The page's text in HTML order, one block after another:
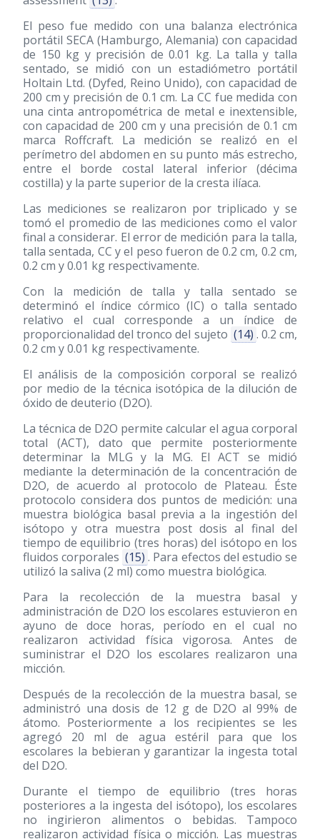
El peso fue medido con una balanza electrónica
portátil SECA (Hamburgo, Alemania) con capacidad
de 150 kg y precisión de 0.01 kg. La talla y talla
sentado, se midió con un estadiómetro portátil
Holtain Ltd. (Dyfed, Reino Unido), con capacidad de
200 cm y precisión de 0.1 cm. La CC fue medida con
una cinta antropométrica de metal e inextensible,
con capacidad de 200 cm y una precisión de 0.1 cm
marca Roffcraft. La medición se realizó en el
perímetro del abdomen en su punto más estrecho,
entre el borde costal lateral inferior (décima
costilla) y la parte superior de la cresta ilíaca.
Las mediciones se realizaron por triplicado y se
tomó el promedio de las mediciones como el valor
final a considerar. El error de medición para la talla,
talla sentada, CC y el peso fueron de 0.2 cm, 0.2 cm,
0.2 cm y 0.01 kg respectivamente.
Con la medición de talla y talla sentado se
determinó el índice córmico (IC) o talla sentado
relativo el cual corresponde a un índice de
proporcionalidad del tronco del sujeto (14) . 0.2 cm,
0.2 cm y 0.01 kg respectivamente.
El análisis de la composición corporal se realizó
por medio de la técnica isotópica de la dilución de
óxido de deuterio (D2O).
La técnica de D2O permite calcular el agua corporal
total (ACT), dato que permite posteriormente
determinar la MLG y la MG. El ACT se midió
mediante la determinación de la concentración de
D2O, de acuerdo al protocolo de Plateau. Éste
protocolo considera dos puntos de medición: una
muestra biológica basal previa a la ingestión del
isótopo y otra muestra post dosis al final del
tiempo de equilibrio (tres horas) del isótopo en los
fluidos corporales (15) . Para efectos del estudio se
utilizó la saliva (2 ml) como muestra biológica.
Para la recolección de la muestra basal y
administración de D2O los escolares estuvieron en
ayuno de doce horas, período en el cual no
realizaron actividad física vigorosa. Antes de
suministrar el D2O los escolares realizaron una
micción.
Después de la recolección de la muestra basal, se
administró una dosis de 12 g de D2O al 99% de
átomo. Posteriormente a los recipientes se les
agregó 20 ml de agua estéril para que los
escolares la bebieran y garantizar la ingesta total
del D2O.
Durante el tiempo de equilibrio (tres horas
posteriores a la ingesta del isótopo), los escolares
no ingirieron alimentos o bebidas. Tampoco
realizaron actividad física o micción. Las muestras